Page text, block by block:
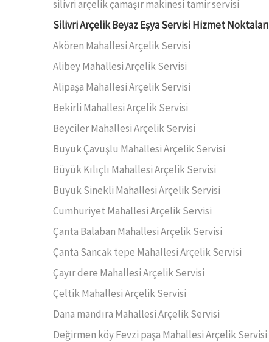
silivri arçelik çamaşır makinesi tamir servisi
Silivri Arçelik Beyaz Eşya Servisi Hizmet Noktaları
Akören Mahallesi Arçelik Servisi
Alibey Mahallesi Arçelik Servisi
Alipaşa Mahallesi Arçelik Servisi
Bekirli Mahallesi Arçelik Servisi
Beyciler Mahallesi Arçelik Servisi
Büyük Çavuşlu Mahallesi Arçelik Servisi
Büyük Kılıçlı Mahallesi Arçelik Servisi
Büyük Sinekli Mahallesi Arçelik Servisi
Cumhuriyet Mahallesi Arçelik Servisi
Çanta Balaban Mahallesi Arçelik Servisi
Çanta Sancak tepe Mahallesi Arçelik Servisi
Çayır dere Mahallesi Arçelik Servisi
Çeltik Mahallesi Arçelik Servisi
Dana mandıra Mahallesi Arçelik Servisi
Değirmen köy Fevzi paşa Mahallesi Arçelik Servisi